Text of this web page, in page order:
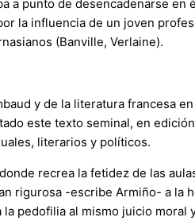
a punto de desencadenarse en
la influencia de un joven
(Banville, Verlaine).
y de la literatura francesa
este texto seminal, en
literarios y políticos.
recrea la fetidez de las
rigurosa -escribe Armiño- a la
pedofilia al mismo juicio